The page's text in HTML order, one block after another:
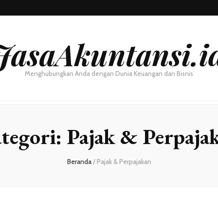
Menghubungkan Anda dengan Dunia Keuangan dan Bisnis
Pajak &
Beranda/ Pajak & Perpajakan